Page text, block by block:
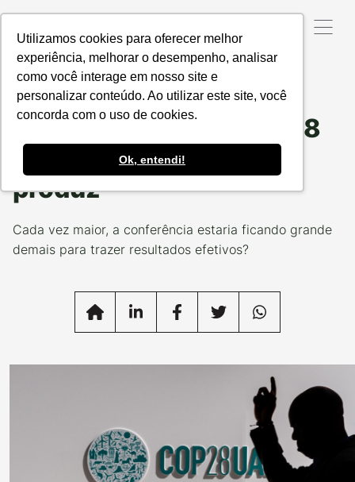
Utilizamos cookies para oferecer melhor
experiência, melhorar o desempenho, analisar
como você interage em nosso site e
personalizar conteúdo. Ao utilizar este site, você
concorda com o uso de cookies.
Ok, entendi!
Data da Postagem:08/12/2023 Categoria:
RESPONSÁVEIS
Como entender a COP28
sob os olhos de quem
produz
Cada vez maior, a conferência estaria ficando grande
demais para trazer resultados efetivos?